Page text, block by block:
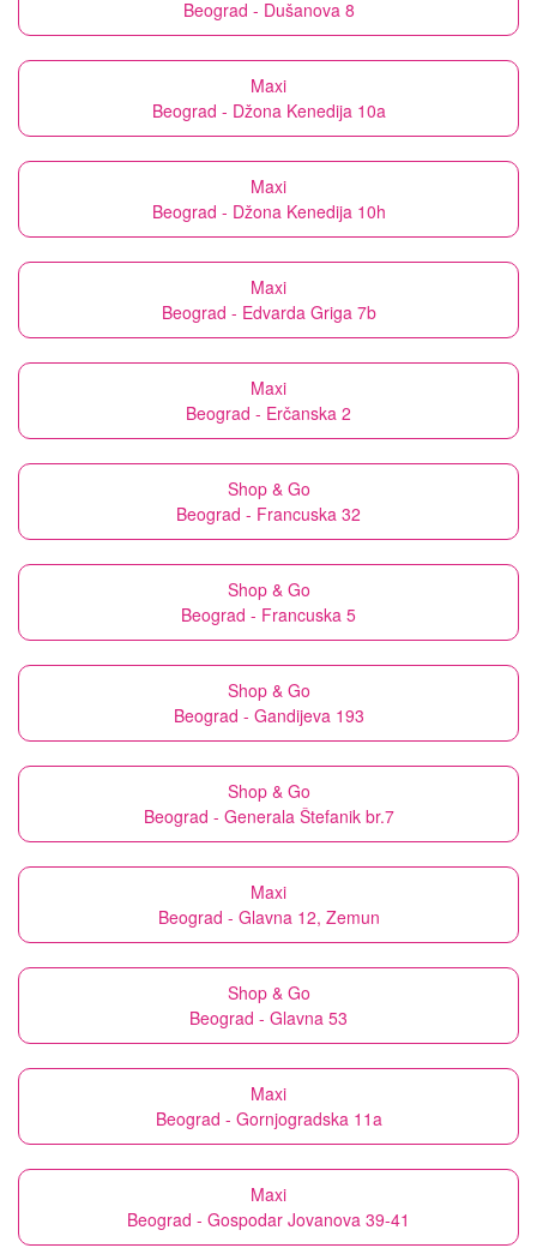
Beograd - Dušanova 8
Maxi
Beograd - Džona Kenedija 10a
Maxi
Beograd - Džona Kenedija 10h
Maxi
Beograd - Edvarda Griga 7b
Maxi
Beograd - Erčanska 2
Shop & Go
Beograd - Francuska 32
Shop & Go
Beograd - Francuska 5
Shop & Go
Beograd - Gandijeva 193
Shop & Go
Beograd - Generala Štefanik br.7
Maxi
Beograd - Glavna 12, Zemun
Shop & Go
Beograd - Glavna 53
Maxi
Beograd - Gornjogradska 11a
Maxi
Beograd - Gospodar Jovanova 39-41